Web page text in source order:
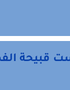
قبيحة